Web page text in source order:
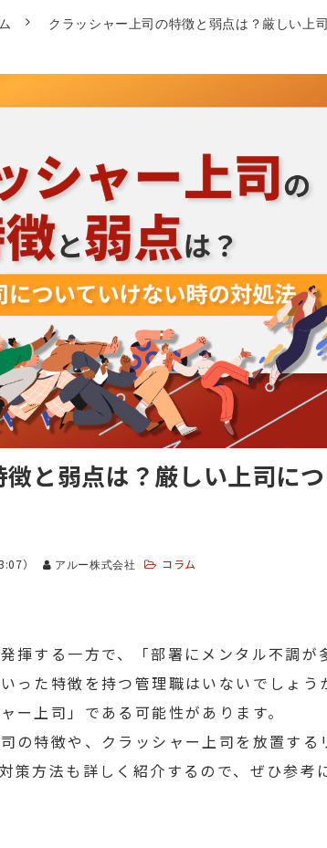
クラッシャー上司の特徴と弱点は？厳しい上
と弱点は？厳しい上司に
） アルー株式会社
コラム
揮する一方で、「部署にメンタル不調が
った特徴を持つ管理職はいないでしょう
ー上司」である可能性があります。
の特徴や、クラッシャー上司を放置する
策方法も詳しく紹介するので、ぜひ参考